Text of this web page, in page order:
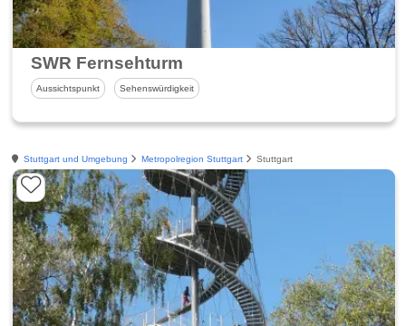
SWR Fernsehturm
Aussichtspunkt Sehenswürdigkeit
Stuttgart und Umgebung Metropolregion Stuttgart Stuttgart